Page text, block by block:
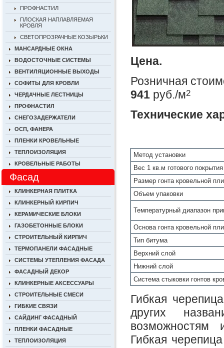
Цена.
Розничная
941 руб./м2
Технические
Метод установки
Вес 1 кв.м готового покрытия
Размер гонта кровельной
Объем упаковки
Температурный диапазон
Основа гонта кровельной
Тип битума
Верхний слой
Нижний слой
Система стыковки гонтов
Гибкая
других
возможностям
Гибкая
ПРОФНАСТИЛ
ПЛОСКАЯ НАПЛАВЛЯЕМАЯ
КРОВЛЯ
СВЕТОПРОЗРАЧНЫЕ КОЗЫРЬКИ
МАНСАРДНЫЕ ОКНА
ВОДОСТОЧНЫЕ СИСТЕМЫ
ВЕНТИЛЯЦИОННЫЕ ВЫХОДЫ
СОФИТЫ ДЛЯ КРОВЛИ
ЧЕРДАЧНЫЕ ЛЕСТНИЦЫ
ПРОФНАСТИЛ
СНЕГОЗАДЕРЖАТЕЛИ
ОСП, ФАНЕРА
ПЛЕНКИ КРОВЕЛЬНЫЕ
ТЕПЛОИЗОЛЯЦИЯ
КРОВЕЛЬНЫЕ РАБОТЫ
Фасад
КЛИНКЕРНАЯ ПЛИТКА
КЛИНКЕРНЫЙ КИРПИЧ
КЕРАМИЧЕСКИЕ БЛОКИ
ГАЗОБЕТОННЫЕ БЛОКИ
СТРОИТЕЛЬНЫЙ КИРПИЧ
ТЕРМОПАНЕЛИ ФАСАДНЫЕ
СИСТЕМЫ УТЕПЛЕНИЯ ФАСАДА
ФАСАДНЫЙ ДЕКОР
КЛИНКЕРНЫЕ АКСЕССУАРЫ
СТРОИТЕЛЬНЫЕ СМЕСИ
ГИБКИЕ СВЯЗИ
САЙДИНГ ФАСАДНЫЙ
ПЛЕНКИ ФАСАДНЫЕ
ТЕПЛОИЗОЛЯЦИЯ